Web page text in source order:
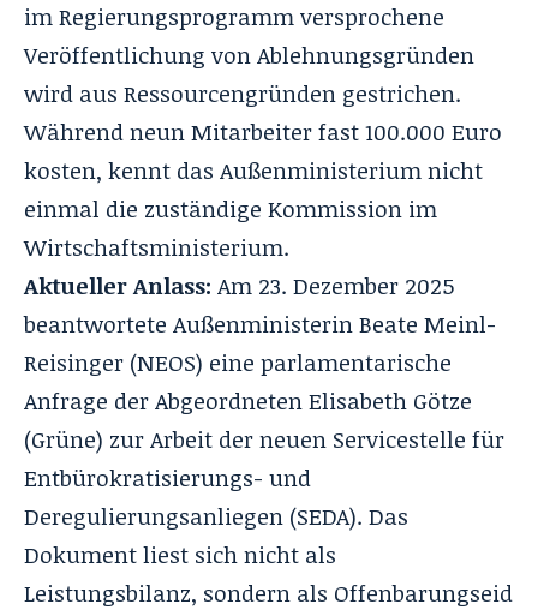
im Regierungsprogramm versprochene
Veröffentlichung von Ablehnungsgründen
wird aus Ressourcengründen gestrichen.
Während neun Mitarbeiter fast 100.000 Euro
kosten, kennt das Außenministerium nicht
einmal die zuständige Kommission im
Wirtschaftsministerium.
Aktueller Anlass: Am 23. Dezember 2025
beantwortete Außenministerin Beate Meinl-
Reisinger (NEOS) eine parlamentarische
Anfrage der Abgeordneten Elisabeth Götze
(Grüne) zur Arbeit der neuen Servicestelle für
Entbürokratisierungs- und
Deregulierungsanliegen (SEDA). Das
Dokument liest sich nicht als
Leistungsbilanz, sondern als Offenbarungseid